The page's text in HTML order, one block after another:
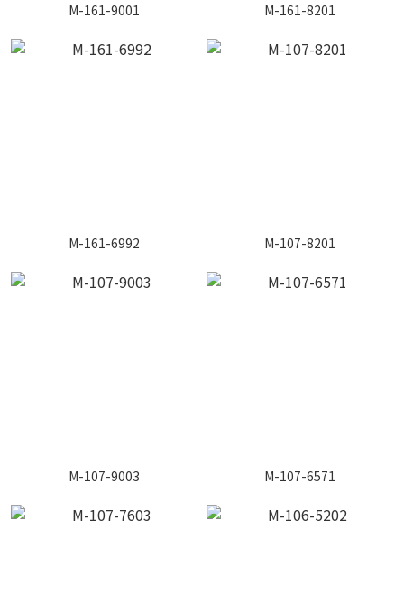
M-161-9001 M-161-8201
M-161-6992 M-107-8201
M-107-9003 M-107-6571